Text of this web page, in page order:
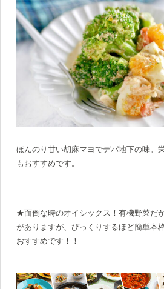
ほんのり甘い胡麻マヨでデパ地下の味。
もおすすめです。
★面倒な時のオイシックス！有機野菜だ
がありますが、びっくりするほど簡単本
おすすめです！！